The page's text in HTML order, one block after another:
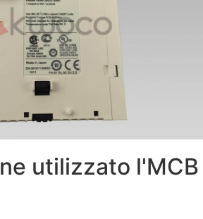
utilizzato l'MCB